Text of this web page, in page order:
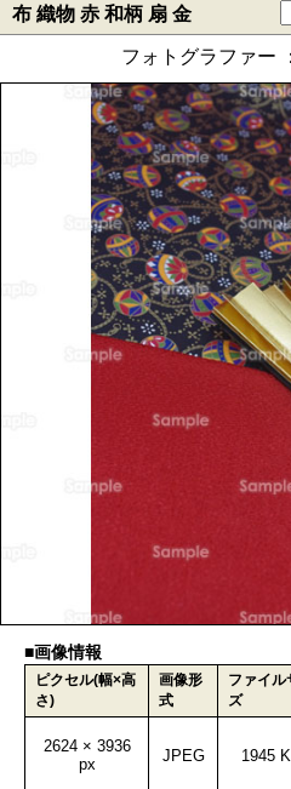
布 織物 赤 和柄 扇 金
フォトグラファー
■画像情報
ピクセル(幅×高
さ)
画像形
式
ファイル
ズ
2624 × 3936
px
JPEG 1945